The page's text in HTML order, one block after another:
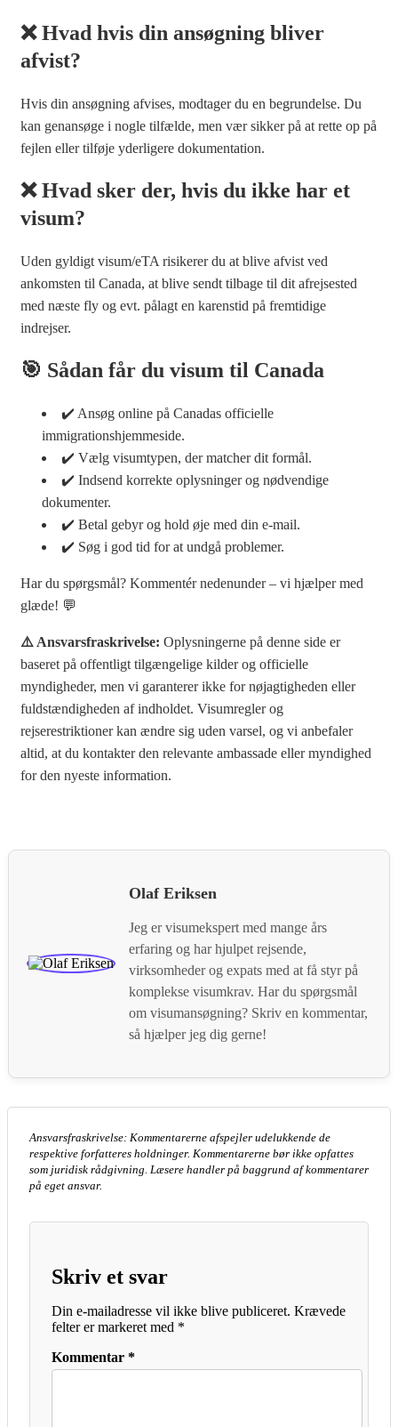
❌ Hvad hvis din ansøgning bliver
afvist?
Hvis din ansøgning afvises, modtager du en begrundelse. Du
kan genansøge i nogle tilfælde, men vær sikker på at rette op på
fejlen eller tilføje yderligere dokumentation.
❌ Hvad sker der, hvis du ikke har et
visum?
Uden gyldigt visum/eTA risikerer du at blive afvist ved
ankomsten til Canada, at blive sendt tilbage til dit afrejsested
med næste fly og evt. pålagt en karenstid på fremtidige
indrejser.
🎯 Sådan får du visum til Canada
✔️ Ansøg online på Canadas officielle
immigrationshjemmeside.
✔️ Vælg visumtypen, der matcher dit formål.
✔️ Indsend korrekte oplysninger og nødvendige
dokumenter.
✔️ Betal gebyr og hold øje med din e-mail.
✔️ Søg i god tid for at undgå problemer.
Har du spørgsmål? Kommentér nedenunder – vi hjælper med
glæde! 💬
⚠️ Ansvarsfraskrivelse: Oplysningerne på denne side er
baseret på offentligt tilgængelige kilder og officielle
myndigheder, men vi garanterer ikke for nøjagtigheden eller
fuldstændigheden af indholdet. Visumregler og
rejserestriktioner kan ændre sig uden varsel, og vi anbefaler
altid, at du kontakter den relevante ambassade eller myndighed
for den nyeste information.
Olaf Eriksen
Jeg er visumekspert med mange års
erfaring og har hjulpet rejsende,
virksomheder og expats med at få styr på
komplekse visumkrav. Har du spørgsmål
om visumansøgning? Skriv en kommentar,
så hjælper jeg dig gerne!
Skriv et svar
Din e-mailadresse vil ikke blive publiceret. Krævede
felter er markeret med *
Kommentar *
Ansvarsfraskrivelse: Kommentarerne afspejler udelukkende de
respektive forfatteres holdninger. Kommentarerne bør ikke opfattes
som juridisk rådgivning. Læsere handler på baggrund af kommentarer
på eget ansvar.